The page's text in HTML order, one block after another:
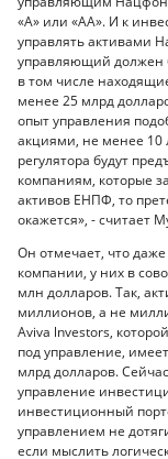
«А» или «АА». И к
управлять активами
управляющий должен
в том числе
менее 25 млрд
опыт управления
акциями, не менее 10
регулятора будут
компаниям, которые
активов ЕНПФ, то
окажется», - считает
Он отмечает, что
компании, у них в
млн долларов. Так,
миллионов, а не
Aviva lnvestors,
под управление,
млрд долларов.
управление
инвестиционный
управлением не
если мыслить